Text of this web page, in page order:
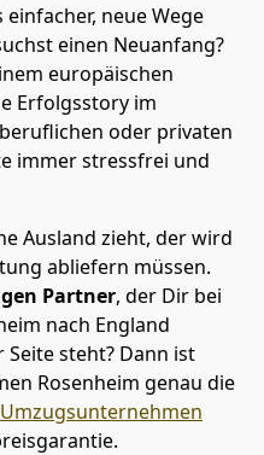
neue Wege
einen Neuanfang?
europäischen
Erfolgsstory im
oder privaten
immer stressfrei und
Ausland zieht, der wird
abliefern müssen.
Partner, der Dir bei
nach England
steht? Dann ist
Rosenheim genau die
Umzugsunternehmen